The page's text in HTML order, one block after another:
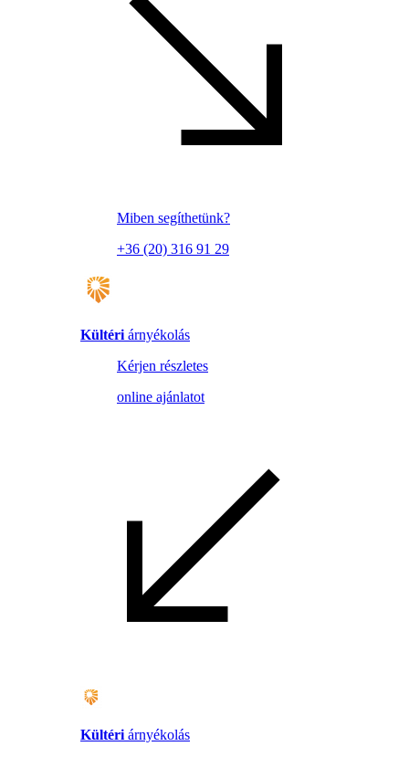
Miben segíthetünk?
+36 (20) 316 91 29
Kültéri árnyékolás
Kérjen részletes
online ajánlatot
Kültéri árnyékolás